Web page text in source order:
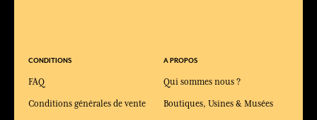
CONDITIONS
FAQ
Conditions générales de vente
A PROPOS
Qui sommes nous ?
Boutiques, Usines & Musées